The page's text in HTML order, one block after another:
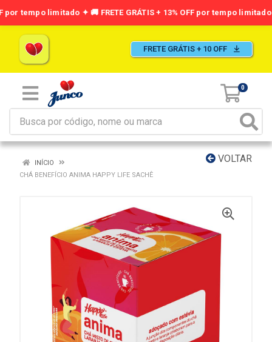
FRETE GRÁTIS + 10 OFF
0
VOLTAR
INÍCIO
CHÁ BENEFÍCIO ANIMA HAPPY LIFE SACHÊ